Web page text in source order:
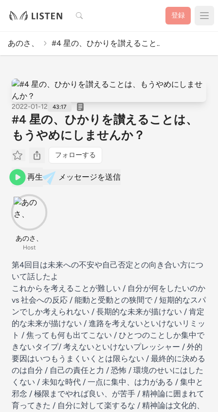
検索 登録
あのさ、 #4 星の、ひかりを讃えること..
2022-01-12 43:17
#4 星の、ひかりを讃えることは、
もうやめにしませんか？
フォローする
再生 メッセージを送信
あのさ、
Host
第4回目は未来への不安や自己否定との向き合い方につ
いて話したよ
これからを考えることが難しい / 自分が何をしたいのか
vs 社会への反応 / 能動と受動との狭間で / 短期的なスパ
ンでしか考えられない / 長期的な未来が描けない / 肯定
的な未来が描けない / 進路を考えないといけないリミッ
ト / 焦っても何も出てこない / ひとつのことしか集中で
きないタイプ/ 考えないといけないプレッシャー / 外的
要因はいつもうまくいくとは限らない / 最終的に決める
のは自分 / 自己の責任と力 / 恐怖 / 環境のせいにはした
くない / 未知な時代 / 一点に集中、は力がある / 集中と
邪念 / 極限までやれば良い、が苦手 / 精神論に囲まれて
育ってきた / 自分に対して楽するな / 精神論は文化的、